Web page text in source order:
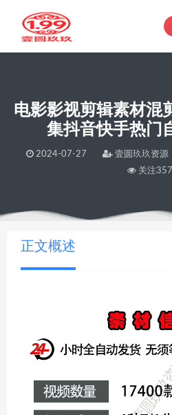
电影影视剪辑素材混
集抖音快手热门
2024-07-27 壹圆玖玖资源
关注
当前位置：壹圆玖玖资源 >电影影视剪辑素材混
正文概述